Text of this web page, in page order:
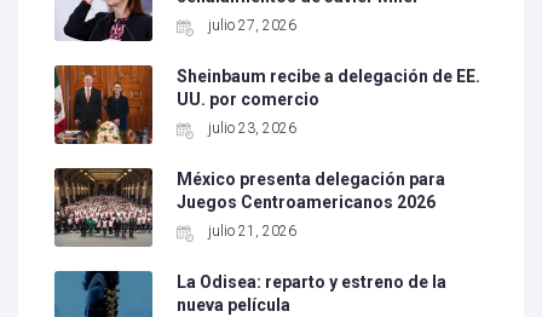
julio 27, 2026
Sheinbaum recibe a delegación de EE.
UU. por comercio
julio 23, 2026
México presenta delegación para
Juegos Centroamericanos 2026
julio 21, 2026
La Odisea: reparto y estreno de la
nueva película